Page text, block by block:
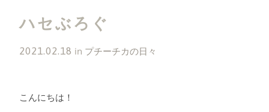
ハセぶろぐ
2021.02.18 in プチーチカの日々
こんにちは！